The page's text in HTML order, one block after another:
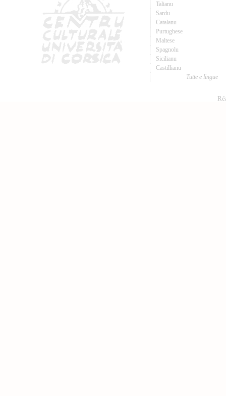
Talianu
Sardu
Catalanu
Purtughese
Maltese
Spagnolu
Sicilianu
Castillianu
Tutte e lingue